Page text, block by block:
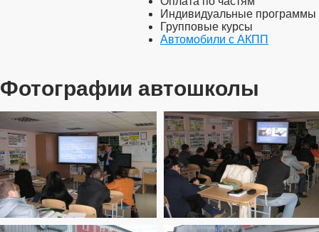
Индивидуальные программы
Групповые курсы
Автомобили с АКПП
Фотографии автошколы